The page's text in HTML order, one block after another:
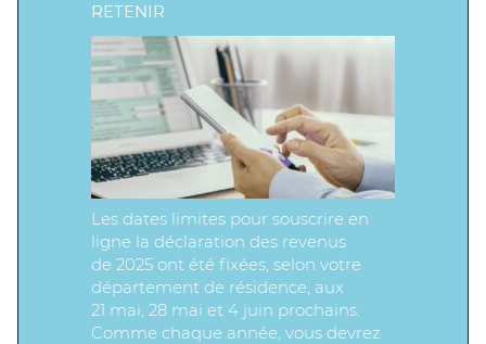
RETENIR
Les dates limites pour souscrire en
ligne la déclaration des revenus
de 2025 ont été fixées, selon votre
département de résidence, aux
21 mai, 28 mai et 4 juin prochains.
Comme chaque année, vous devrez